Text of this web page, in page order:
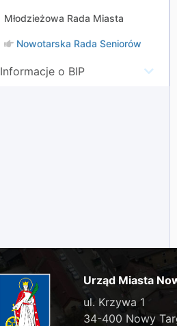
Młodzieżowa Rada Miasta
Nowotarska Rada Seniorów
Informacje o BIP
Urząd Miasta
ul. Krzywa 1
34-400 Nowy